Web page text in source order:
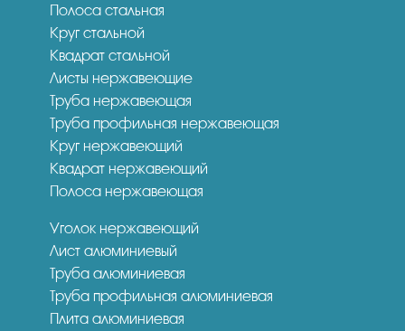
Полоса стальная
Круг стальной
Квадрат стальной
Листы нержавеющие
Труба нержавеющая
Труба профильная нержавеющая
Круг нержавеющий
Квадрат нержавеющий
Полоса нержавеющая
Уголок нержавеющий
Лист алюминиевый
Труба алюминиевая
Труба профильная алюминиевая
Плита алюминиевая